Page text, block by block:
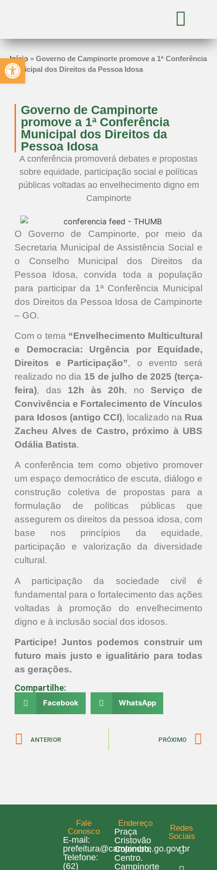
Início » Governo de Campinorte promove a 1ª Conferência
Municipal dos Direitos da Pessoa Idosa
Governo de Campinorte
promove a 1ª Conferência
Municipal dos Direitos da
Pessoa Idosa
A conferência promoverá debates e propostas
sobre equidade, participação social e políticas
públicas voltadas ao envelhecimento digno em
Campinorte
O Governo de Campinorte, por meio da
Secretaria Municipal de Assistência Social e
o Conselho Municipal dos Direitos da
Pessoa Idosa, convida toda a população
para participar da 1ª Conferência Municipal
dos Direitos da Pessoa Idosa de Campinorte
– GO.
Com o tema “Envelhecimento Multicultural
e Democracia: Urgência por Equidade,
Direitos e Participação”, o evento será
realizado no dia 15 de julho de 2025 (terça-
feira), das 12h às 20h, noServiço de
Convivência e Fortalecimento de Vínculos
para Idosos (antigo CCI), localizado na Rua
Zacheu Alves de Castro, próximo à UBS
Odália Batista.
A conferência tem como objetivo promover
um espaço democrático de escuta, diálogo e
construção coletiva de propostas para a
formulação de políticas públicas que
assegurem os direitos da pessoa idosa, com
base nos princípios da equidade,
participação e valorização da diversidade
cultural.
A participação da sociedade civil é
fundamental para o fortalecimento das ações
voltadas à promoção do envelhecimento
digno e à inclusão social dos idosos.
Participe! Juntos podemos construir um
futuro mais justo e igualitário para todas
as gerações.
Compartilhe:
Facebook WhatsApp
ANTERIOR PRÓXIMO
Fale
Conosco
E-mail:
prefeitura@campinorte.go.gov.br
Telefone:
(62)
Endereço
Praça
Cristovão
Colombo,
Centro.
Campinorte
Redes
Sociais
Abrir a barra de ferramentas